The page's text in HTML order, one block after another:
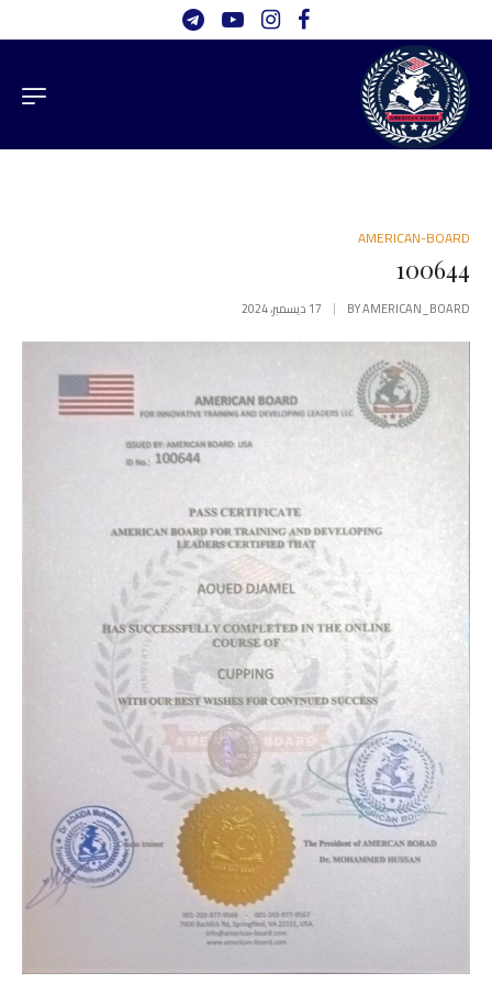
AMERICAN-BOARD
100644
BYAMERICAN_BOARD 17 ديسمبر، 2024